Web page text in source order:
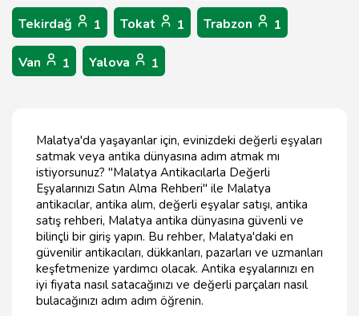
Tekirdağ 1 Tokat 1 Trabzon 1
Van 1 Yalova 1
Malatya'da yaşayanlar için, evinizdeki değerli eşyaları
satmak veya antika dünyasına adım atmak mı
istiyorsunuz? "Malatya Antikacılarla Değerli
Eşyalarınızı Satın Alma Rehberi" ile Malatya
antikacılar, antika alım, değerli eşyalar satışı, antika
satış rehberi, Malatya antika dünyasına güvenli ve
bilinçli bir giriş yapın. Bu rehber, Malatya'daki en
güvenilir antikacıları, dükkanları, pazarları ve uzmanları
keşfetmenize yardımcı olacak. Antika eşyalarınızı en
iyi fiyata nasıl satacağınızı ve değerli parçaları nasıl
bulacağınızı adım adım öğrenin.